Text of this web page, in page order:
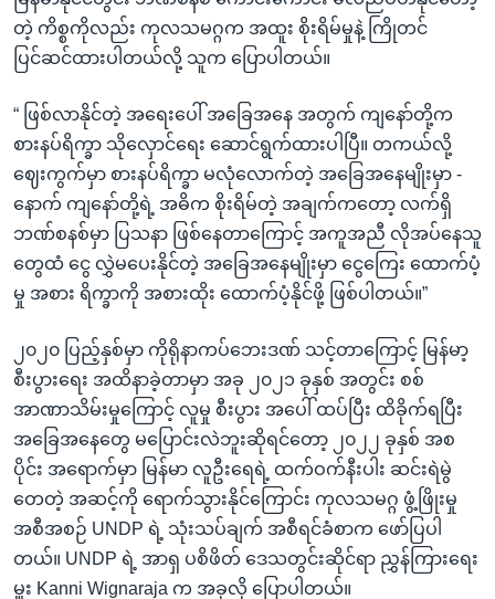
တဲ့ ကိစ္စကိုလည်း ကုလသမဂ္ဂက အထူး စိုးရိမ်မှုနဲ့ ကြိုတင်
ပြင်ဆင်ထားပါတယ်လို့ သူက ပြောပါတယ်။
“ ဖြစ်လာနိုင်တဲ့ အရေးပေါ် အခြေအနေ အတွက် ကျနော်တို့က
စားနပ်ရိက္ခာ သိုလှောင်ရေး ဆောင်ရွက်ထားပါပြီ။ တကယ်လို့
ဈေးကွက်မှာ စားနပ်ရိက္ခာ မလုံလောက်တဲ့ အခြေအနေမျိုးမှာ -
နောက် ကျနော်တို့ရဲ့ အဓိက စိုးရိမ်တဲ့ အချက်ကတော့ လက်ရှိ
ဘဏ်စနစ်မှာ ပြသနာ ဖြစ်နေတာကြောင့် အကူအညီ လိုအပ်နေသူ
တွေထံ ငွေ လွှဲမပေးနိုင်တဲ့ အခြေအနေမျိုးမှာ ငွေကြေး ထောက်ပံ့
မှု အစား ရိက္ခာကို အစားထိုး ထောက်ပံ့နိုင်ဖို့ ဖြစ်ပါတယ်။”
၂၀၂၀ ပြည့်နှစ်မှာ ကိုရိုနာကပ်ဘေးဒဏ် သင့်တာကြောင့် မြန်မာ့
စီးပွားရေး အထိနာခဲ့တာမှာ အခု ၂၀၂၁ ခုနှစ် အတွင်း စစ်
အာဏာသိမ်းမှုကြောင့် လူမှု စီးပွား အပေါ် ထပ်ပြီး ထိခိုက်ရပြီး
အခြေအနေတွေ မပြောင်းလဲဘူးဆိုရင်တော့ ၂၀၂၂ ခုနှစ် အစ
ပိုင်း အရောက်မှာ မြန်မာ လူဦးရေရဲ့ ထက်ဝက်နီးပါး ဆင်းရဲမွဲ
တေတဲ့ အဆင့်ကို ရောက်သွားနိုင်ကြောင်း ကုလသမဂ္ဂ ဖွံ့ဖြိုးမှု
အစီအစဉ် UNDP ရဲ့ သုံးသပ်ချက် အစီရင်ခံစာက ဖော်ပြပါ
တယ်။ UNDP ရဲ့ အာရှ ပစိဖိတ် ဒေသတွင်းဆိုင်ရာ ညွှန်ကြားရေး
မှူး Kanni Wignaraja က အခုလို ပြောပါတယ်။